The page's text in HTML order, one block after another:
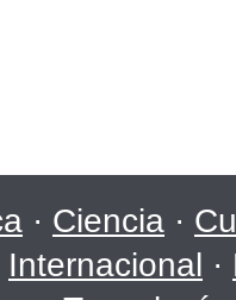
· Ciencia ·
Internacional ·